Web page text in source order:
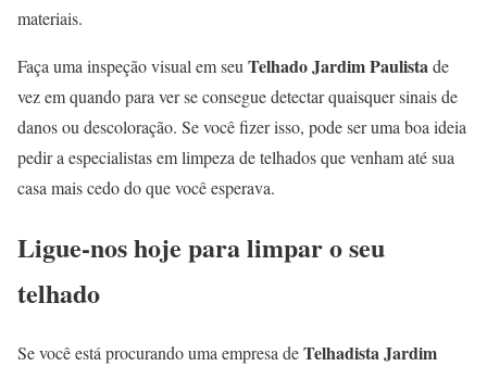
materiais.
Faça uma inspeção visual em seu Telhado Jardim Paulistade
vez em quando para ver se consegue detectar quaisquer sinais de
danos ou descoloração. Se você fizer isso, pode ser uma boa ideia
pedir a especialistas em limpeza de telhados que venham até sua
casa mais cedo do que você esperava.
Ligue-nos hoje para limpar o seu
telhado
Se você está procurando uma empresa deTelhadista Jardim